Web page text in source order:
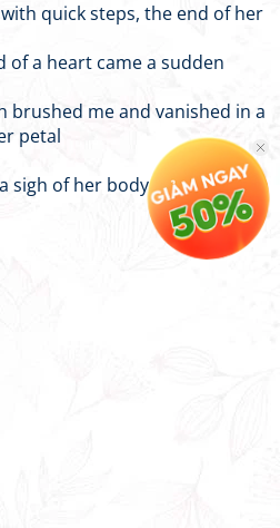
quick steps, the end of her
of a heart came a sudden
me and vanished in a
petal
sigh of her body and whisper